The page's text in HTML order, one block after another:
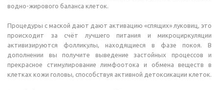
водно-жирового баланса клеток.
Процедуры с маской дают дают активацию «спящих» луковиц, это
происходит за счёт лучшего питания и микроциркуляции
активизируются фолликулы, находящиеся в фазе покоя. В
дополнении вы получите выведение застойных процессов и
прекрасное стимулирование лимфоотока и обмена веществ в
клетках кожи головы, способствуя активной детоксикации клеток.